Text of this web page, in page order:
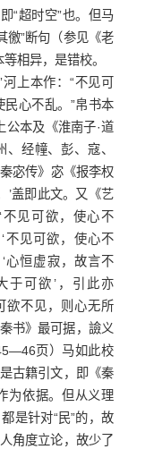
“超时空”也。但马
徼”断句（参见《老
相异，是错校。
上本作：“不见可
民心不乱。”帛书本
公本及《淮南子·道
经幢、彭、寇、
宓传》宓《报李权
’盖即此文。又《艺
见可欲，使心不
不见可欲，使心不
心恒虚寂，故言不
于可欲’，引此亦
欲不见，则心无所
书》最可据，譣义
页）马如此校
古籍引文，即《秦
为依据。但从义理
是针对“民”的，故
角度立论，故少了